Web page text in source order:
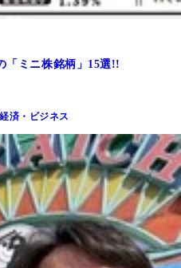
「ミニ株銘柄」15選!!
経済・ビジネス